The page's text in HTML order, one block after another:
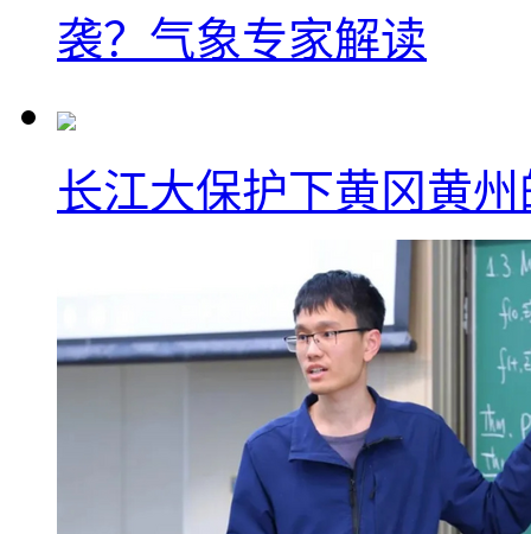
袭？气象专家解读
长江大保护下黄冈黄